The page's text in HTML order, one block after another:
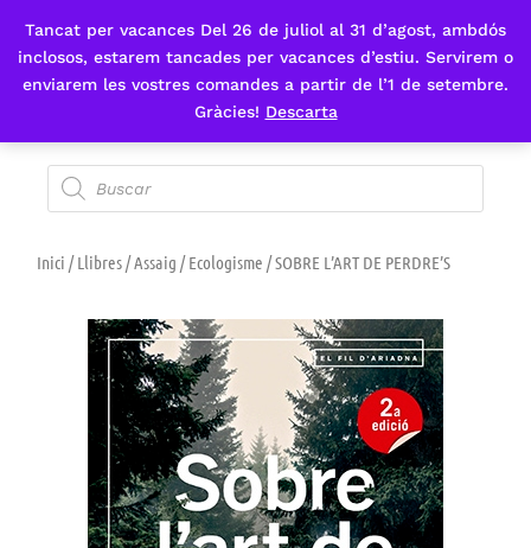
Tancat per vacances Del 26 de juliol al 31 d’agost, ambdós
inclosos, estarem tancades per vacances d’estiu. Servirem o
enviarem les vostres comandes a partir de l’1 de setembre.
Gràcies! Descarta
Fes-te'n sòcia
Inici /Llibres/Assaig /Ecologisme / SOBRE L’ART DE PERDRE’S